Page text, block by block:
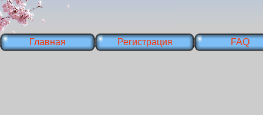
Главная Регистрация FAQ